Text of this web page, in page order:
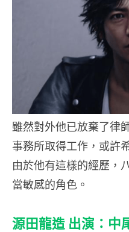
雖然對外他已放棄了律
事務所取得工作，或許
由於他有這樣的經歷，
當敏感的角色。
源田龍造 出演：中